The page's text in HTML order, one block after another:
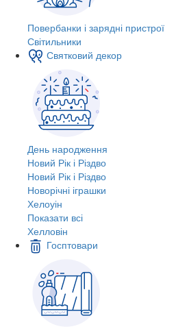
Повербанки і зарядні пристрої
Світильники
Святковий декор
День народження
Новий Рік і Різдво
Новий Рік і Різдво
Новорічні іграшки
Хелоуін
Показати всі
Хелловін
Госптовари